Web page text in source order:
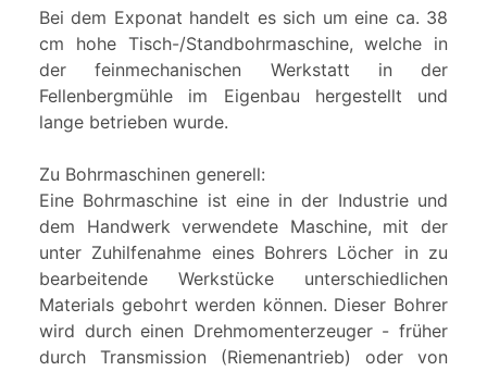
Bei dem Exponat handelt es sich um eine ca. 38
cm hohe Tisch-/Standbohrmaschine, welche in
der feinmechanischen Werkstatt in der
Fellenbergmühle im Eigenbau hergestellt und
lange betrieben wurde.
Zu Bohrmaschinen generell:
Eine Bohrmaschine ist eine in der Industrie und
dem Handwerk verwendete Maschine, mit der
unter Zuhilfenahme eines Bohrers Löcher in zu
bearbeitende Werkstücke unterschiedlichen
Materials gebohrt werden können. Dieser Bohrer
wird durch einen Drehmomenterzeuger - früher
durch Transmission (Riemenantrieb) oder von